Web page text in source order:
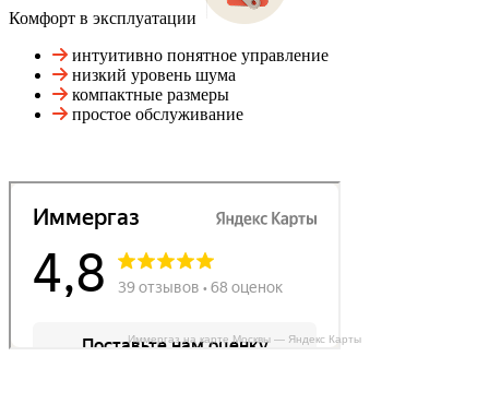
Комфорт в эксплуатации
интуитивно понятное управление
низкий уровень шума
компактные размеры
простое обслуживание
Иммергаз на карте Москвы — Яндекс Карты